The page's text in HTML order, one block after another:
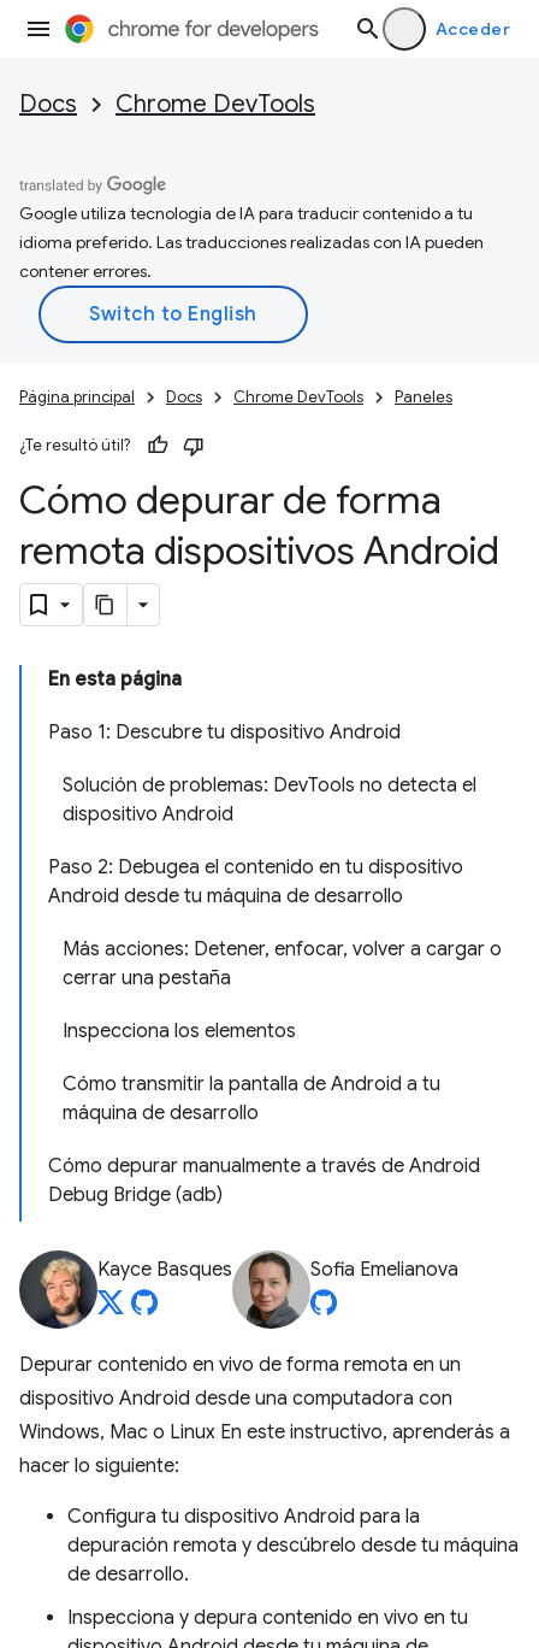
Acceder
Docs Chrome DevTools
Google utiliza tecnología de IA para traducir contenido a tu
idioma preferido. Las traducciones realizadas con IA pueden
contener errores.
Página principal Docs Chrome DevTools Paneles
¿Te resultó útil?
Cómo depurar de forma
remota dispositivos Android
En esta página
Paso 1: Descubre tu dispositivo Android
Solución de problemas: DevTools no detecta el
dispositivo Android
Paso 2: Debugea el contenido en tu dispositivo
Android desde tu máquina de desarrollo
Más acciones: Detener, enfocar, volver a cargar o
cerrar una pestaña
Inspecciona los elementos
Cómo transmitir la pantalla de Android a tu
máquina de desarrollo
Cómo depurar manualmente a través de Android
Debug Bridge (adb)
Kayce Basques Sofia Emelianova
Depurar contenido en vivo de forma remota en un
dispositivo Android desde una computadora con
Windows, Mac o Linux En este instructivo, aprenderás a
hacer lo siguiente:
Configura tu dispositivo Android para la
depuración remota y descúbrelo desde tu máquina
de desarrollo.
Inspecciona y depura contenido en vivo en tu